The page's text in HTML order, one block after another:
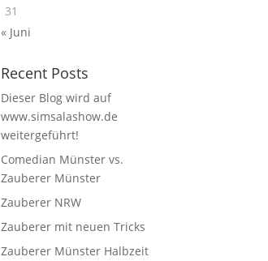
31
« Juni
Recent Posts
Dieser Blog wird auf
www.simsalashow.de
weitergeführt!
Comedian Münster vs.
Zauberer Münster
Zauberer NRW
Zauberer mit neuen Tricks
Zauberer Münster Halbzeit